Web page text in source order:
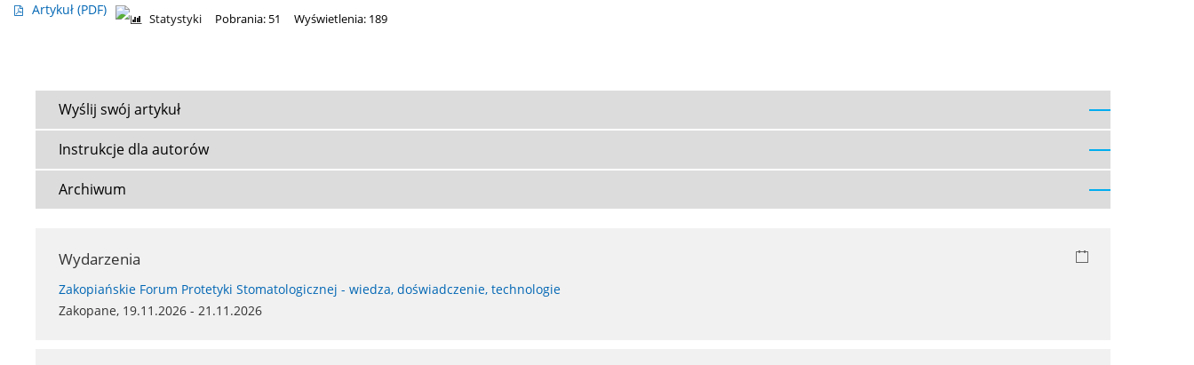
Artykuł (PDF)
Statystyki Pobrania: 51 Wyświetlenia: 189
Wyślij swój artykuł
Instrukcje dla autorów
Archiwum
Wydarzenia
Zakopiańskie Forum Protetyki Stomatologicznej - wiedza, doświadczenie, technologie
Zakopane, 19.11.2026 - 21.11.2026